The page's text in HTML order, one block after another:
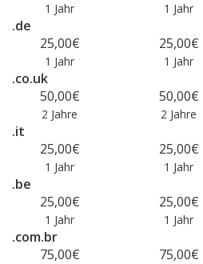
1 Jahr 1 Jahr
.de
25,00€
1 Jahr
25,00€
1 Jahr
.co.uk
50,00€
2 Jahre
50,00€
2 Jahre
.it
25,00€
1 Jahr
25,00€
1 Jahr
.be
25,00€
1 Jahr
25,00€
1 Jahr
.com.br
75,00€
75,00€